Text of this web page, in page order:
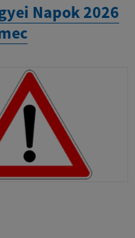
Napok 2026